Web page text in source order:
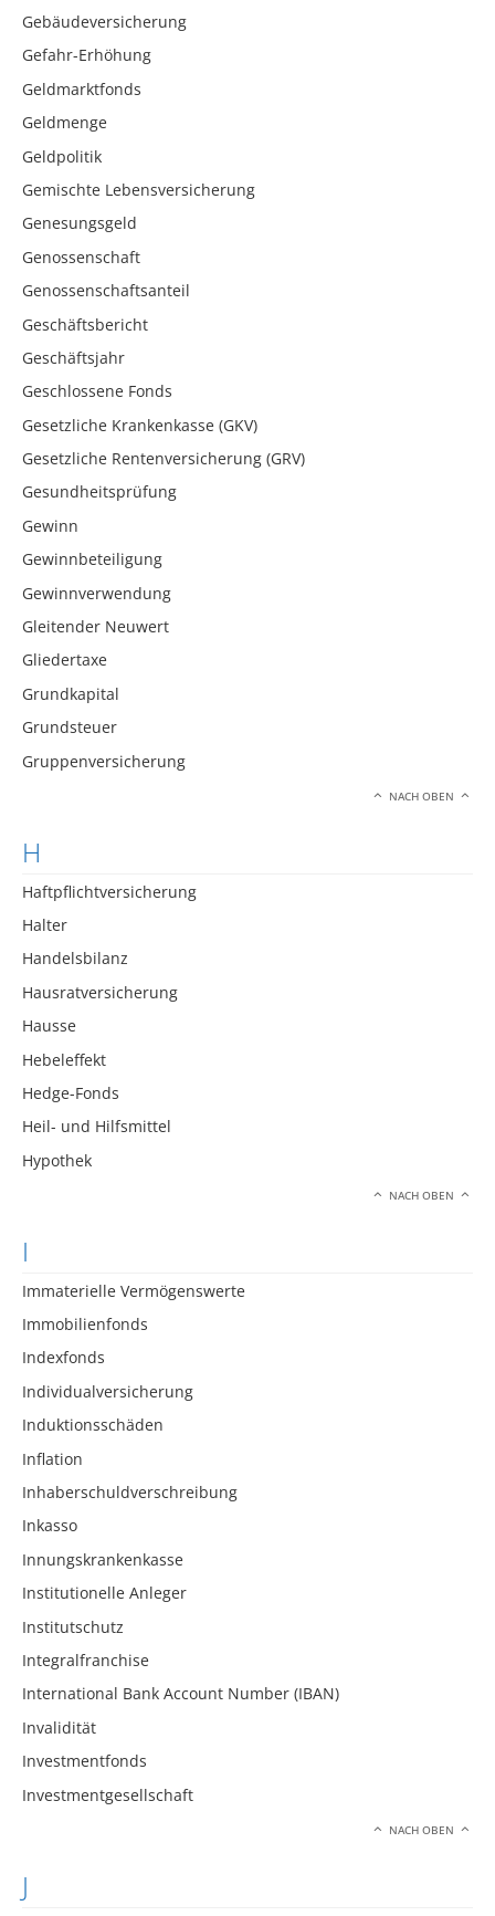
Gebäudeversicherung
Gefahr-Erhöhung
Geldmarktfonds
Geldmenge
Geldpolitik
Gemischte Lebensversicherung
Genesungsgeld
Genossenschaft
Genossenschaftsanteil
Geschäftsbericht
Geschäftsjahr
Geschlossene Fonds
Gesetzliche Krankenkasse (GKV)
Gesetzliche Rentenversicherung (GRV)
Gesundheitsprüfung
Gewinn
Gewinnbeteiligung
Gewinnverwendung
Gleitender Neuwert
Gliedertaxe
Grundkapital
Grundsteuer
Gruppenversicherung
NACH OBEN
H
Haftpflichtversicherung
Halter
Handelsbilanz
Hausratversicherung
Hausse
Hebeleffekt
Hedge-Fonds
Heil- und Hilfsmittel
Hypothek
NACH OBEN
I
Immaterielle Vermögenswerte
Immobilienfonds
Indexfonds
Individualversicherung
Induktionsschäden
Inflation
Inhaberschuldverschreibung
Inkasso
Innungskrankenkasse
Institutionelle Anleger
Institutschutz
Integralfranchise
International Bank Account Number (IBAN)
Invalidität
Investmentfonds
Investmentgesellschaft
NACH OBEN
J